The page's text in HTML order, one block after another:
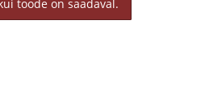
toode on saadaval.